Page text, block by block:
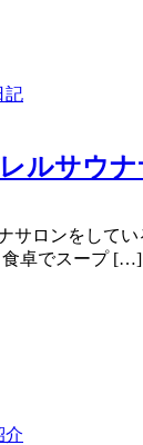
記
ルサウ
サロンをして
食卓でスープ […]
介